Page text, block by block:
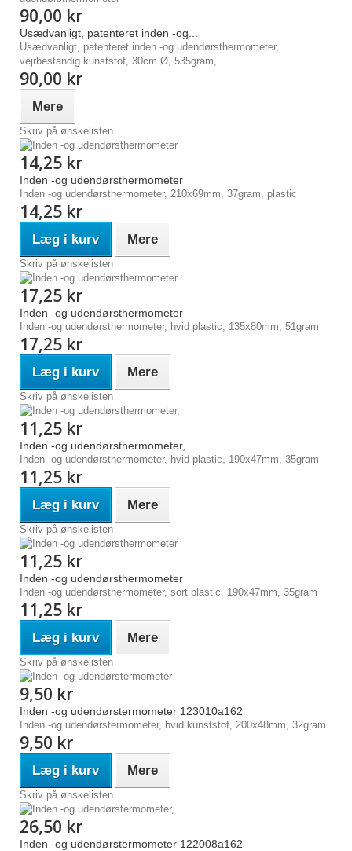
90,00 kr
Usædvanligt, patenteret inden -og...
Usædvanligt, patenteret inden -og udendørsthermometer,
vejrbestandig kunststof, 30cm Ø, 535gram,
90,00 kr
Mere
Skriv på ønskelisten
14,25 kr
Inden -og udendørsthermometer
Inden -og udendørsthermometer, 210x69mm, 37gram, plastic
14,25 kr
Læg i kurv Mere
Skriv på ønskelisten
17,25 kr
Inden -og udendørsthermometer
Inden -og udendørsthermometer, hvid plastic, 135x80mm, 51gram
17,25 kr
Læg i kurv Mere
Skriv på ønskelisten
11,25 kr
Inden -og udendørsthermometer,
Inden -og udendørsthermometer, hvid plastic, 190x47mm, 35gram
11,25 kr
Læg i kurv Mere
Skriv på ønskelisten
11,25 kr
Inden -og udendørsthermometer
Inden -og udendørsthermometer, sort plastic, 190x47mm, 35gram
11,25 kr
Læg i kurv Mere
Skriv på ønskelisten
9,50 kr
Inden -og udendørstermometer 123010a162
Inden -og udendørstermometer, hvid kunststof, 200x48mm, 32gram
9,50 kr
Læg i kurv Mere
Skriv på ønskelisten
26,50 kr
Inden -og udendørstermometer 122008a162